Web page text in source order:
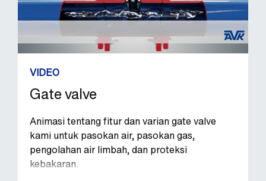
VIDEO
Gate valve
Animasi tentang fitur dan varian gate valve
kami untuk pasokan air, pasokan gas,
pengolahan air limbah, dan proteksi
kebakaran.